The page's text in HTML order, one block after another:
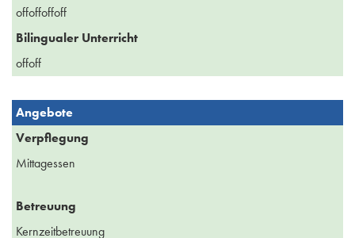
offoffoffoff
Bilingualer Unterricht
offoff
Angebote
Verpflegung
Mittagessen
Betreuung
Kernzeitbetreuung